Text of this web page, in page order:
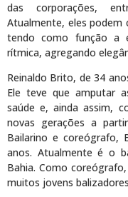
das corporações,
Atualmente, eles podem
tendo como função a
rítmica, agregando
Reinaldo Brito, de 34
Ele teve que amputar
saúde e, ainda assim,
novas gerações a
Bailarino e coreógrafo,
anos. Atualmente é o
Bahia. Como
muitos jovens